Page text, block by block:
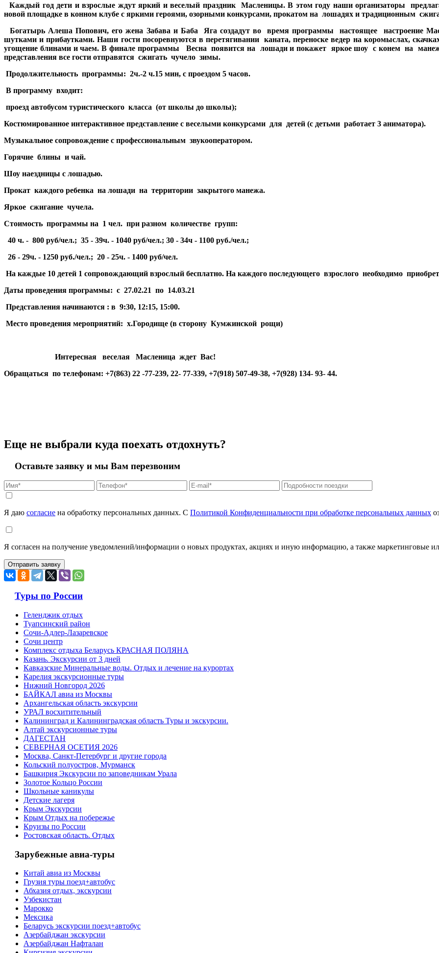
Каждый год дети и взрослые ждут яркий и веселый праздник Масленицы. В этом году наши организаторы
новой площадке в конном клубе с яркими героями, озорными конкурсами, прокатом на лошадях и традиционным
Богатырь Алеша Попович, его жена Забава и Баба Яга создадут во время программы настоящее настроение
шутками и прибаутками. Наши гости посоревнуются в перетягивании каната, переноске ведер на коромыслах,
угощение блинами и чаем. В финале программы Весна появится на лошади и покажет яркое шоу с конем на
представления все гости отправятся сжигать чучело зимы.
Продолжительность программы: 2ч.-2 ч.15 мин, с проездом 5 часов.
В программу входит:
проезд автобусом туристического класса (от школы до школы);
Костюмированное интерактивное представление с веселыми конкурсами для детей (с детьми работает 3 аниматора).
Музыкальное сопровождение с профессиональным звукооператором.
Горячие блины и чай.
Шоу наездницы с лошадью.
Прокат каждого ребенка на лошади на территории закрытого манежа.
Яркое сжигание чучела.
Стоимость программы на 1 чел. при разном количестве групп:
40 ч. - 800 руб/чел.; 35 - 39ч. - 1040 руб/чел.; 30 - 34ч - 1100 руб./чел.;
26 - 29ч. - 1250 руб./чел.; 20 - 25ч. - 1400 руб/чел.
На каждые 10 детей 1 сопровождающий взрослый бесплатно. На каждого последующего взрослого необходимо
Даты проведения программы: с 27.02.21 по 14.03.21
Представления начинаются : в 9:30, 12:15, 15:00.
Место проведения мероприятий: х.Городище (в сторону Кумжинской рощи)
Интересная веселая Масленица ждет Вас!
Обращаться по телефонам: +7(863) 22 -77-239, 22- 77-339, +7(918) 507-49-38, +7(928) 134- 93- 44.
Еще не выбрали куда поехать отдохнуть?
Оставьте заявку и мы Вам перезвоним
Я даю согласие на обработку персональных данных. С Политикой Конфиденциальности при обработке персональных данных
Я согласен на получение уведомлений/информации о новых продуктах, акциях и иную информацию, а также маркетинговые
Туры по России
Геленджик отдых
Туапсинский район
Сочи-Адлер-Лазаревское
Сочи центр
Комплекс отдыха Беларусь КРАСНАЯ ПОЛЯНА
Казань. Экскурсии от 3 дней
Кавказские Минеральные воды. Отдых и лечение на курортах
Карелия экскурсионные туры
Нижний Новгород 2026
БАЙКАЛ авиа из Москвы
Архангельская область экскурсии
УРАЛ восхитительный
Калининград и Калининградская область Туры и экскурсии.
Алтай экскурсионные туры
ДАГЕСТАН
СЕВЕРНАЯ ОСЕТИЯ 2026
Москва, Санкт-Петербург и другие города
Кольский полуостров, Мурманск
Башкирия Экскурсии по заповедникам Урала
Золотое Кольцо России
Школьные каникулы
Детские лагеря
Крым Экскурсии
Крым Отдых на побережье
Круизы по России
Ростовская область. Отдых
Зарубежные авиа-туры
Китай авиа из Москвы
Грузия туры поезд+автобус
Абхазия отдых, экскурсии
Узбекистан
Марокко
Мексика
Беларусь экскурсии поезд+автобус
Азербайджан экскурсии
Азербайджан Нафталан